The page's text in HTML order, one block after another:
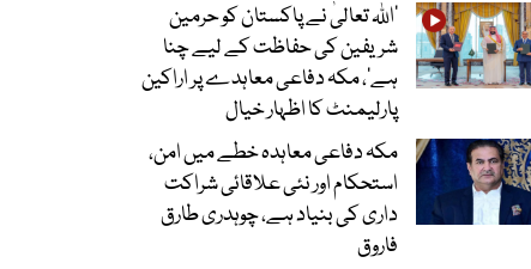
’اللہ تعالیٰ نے پاکستان کو حرمین
شریفین کی حفاظت کے لیے چنا
ہے‘، مکہ دفاعی معاہدے پر اراکین
پارلیمنٹ کا اظہار خیال
مکہ دفاعی معاہدہ خطے میں امن،
استحکام اور نئی علاقائی شراکت
داری کی بنیاد ہے، چوہدری طارق
فاروق